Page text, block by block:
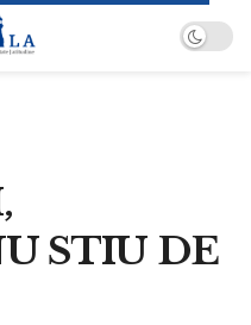
STIU DE